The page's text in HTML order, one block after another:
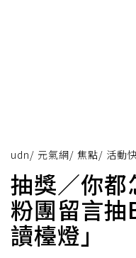
udn/ 元氣網/ 焦點/ 活動
抽獎／你都
粉團留言
讀檯燈」